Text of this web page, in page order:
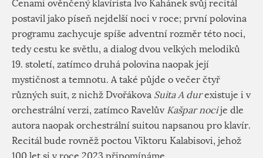
Cenami ověnčený klavírista Ivo Kahánek svůj recitál
postavil jako píseň nejdelší noci v roce; první polovina
programu zachycuje spíše adventní rozměr této noci,
tedy cestu ke světlu, a dialog dvou velkých melodiků
19. století, zatímco druhá polovina naopak její
mystičnost a temnotu. A také půjde o večer čtyř
různých suit, z nichž Dvořákova Suita A durexistuje i v
orchestrální verzi, zatímco Ravelův Kašpar nocije dle
autora naopak orchestrální suitou napsanou pro klavír.
Recitál bude rovněž poctou Viktoru Kalabisovi, jehož